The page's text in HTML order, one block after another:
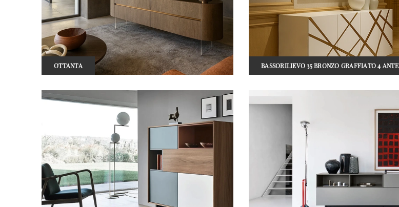
OTTANTA BASSORILIEVO 35 BRONZO GRAFFIATO 4 ANTE